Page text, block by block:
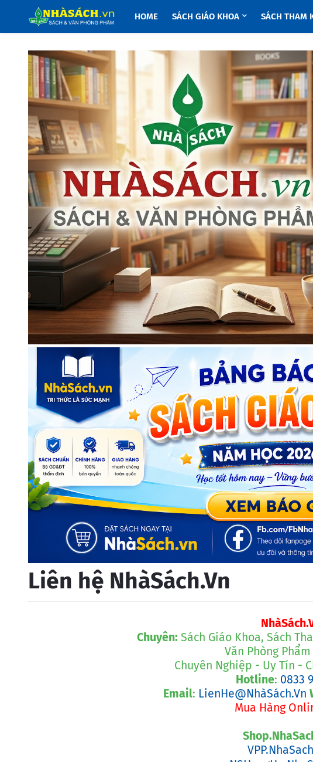
HOME SÁCH GIÁO KHOA SÁCH THAM
Liên hệ NhàSách.Vn
Chuyên: Sách Giáo Khoa, Sách
Văn Phòng
Chuyên Nghiệp - Uy Tín -
Hotline: 0833
Email: LienHe@NhàSách.Vn
Mua Hàng